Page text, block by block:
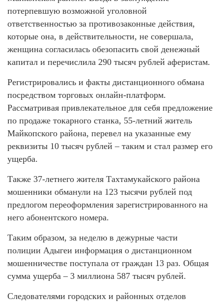
потерпевшую возможной уголовной
ответственностью за противозаконные действия,
которые она, в действительности, не совершала,
женщина согласилась обезопасить свой денежный
капитал и перечислила 290 тысяч рублей аферистам.
Регистрировались и факты дистанционного обмана
посредством торговых онлайн-платформ.
Рассматривая привлекательное для себя предложение
по продаже токарного станка, 55-летний житель
Майкопского района, перевел на указанные ему
реквизиты 10 тысяч рублей – таким и стал размер его
ущерба.
Также 37-летнего жителя Тахтамукайского района
мошенники обманули на 123 тысячи рублей под
предлогом переоформления зарегистрированного на
него абонентского номера.
Таким образом, за неделю в дежурные части
полиции Адыгеи информация о дистанционном
мошенничестве поступала от граждан 13 раз. Общая
сумма ущерба – 3 миллиона 587 тысяч рублей.
Следователями городских и районных отделов